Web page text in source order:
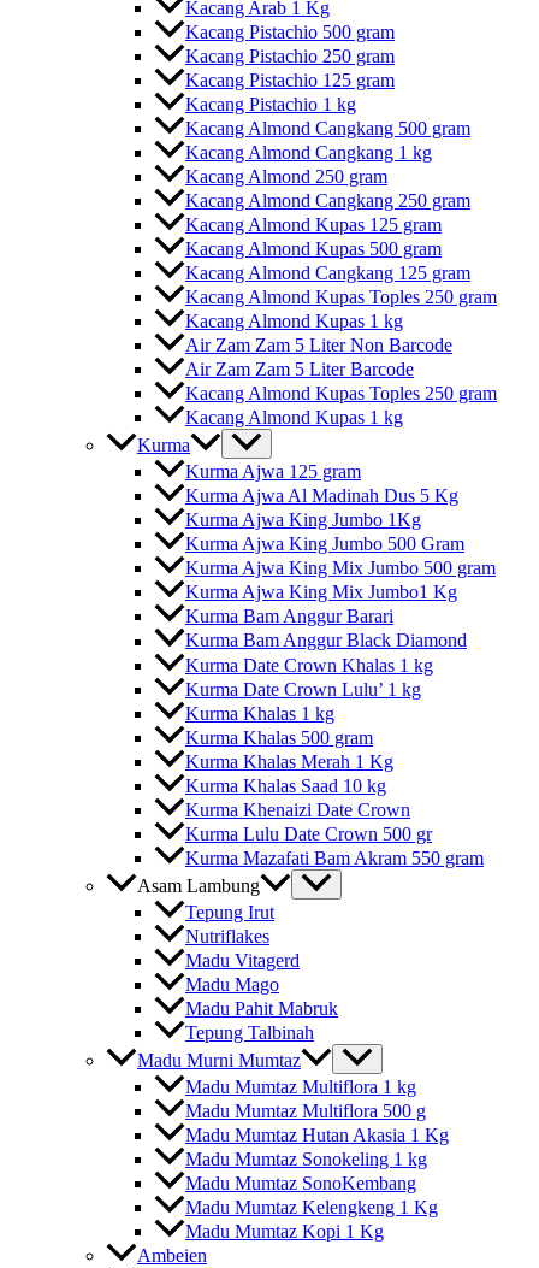
Kacang Arab 1 Kg
Kacang Pistachio 500 gram
Kacang Pistachio 250 gram
Kacang Pistachio 125 gram
Kacang Pistachio 1 kg
Kacang Almond Cangkang 500 gram
Kacang Almond Cangkang 1 kg
Kacang Almond 250 gram
Kacang Almond Cangkang 250 gram
Kacang Almond Kupas 125 gram
Kacang Almond Kupas 500 gram
Kacang Almond Cangkang 125 gram
Kacang Almond Kupas Toples 250 gram
Kacang Almond Kupas 1 kg
Air Zam Zam 5 Liter Non Barcode
Air Zam Zam 5 Liter Barcode
Kacang Almond Kupas Toples 250 gram
Kacang Almond Kupas 1 kg
Kurma
Kurma Ajwa 125 gram
Kurma Ajwa Al Madinah Dus 5 Kg
Kurma Ajwa King Jumbo 1Kg
Kurma Ajwa King Jumbo 500 Gram
Kurma Ajwa King Mix Jumbo 500 gram
Kurma Ajwa King Mix Jumbo1 Kg
Kurma Bam Anggur Barari
Kurma Bam Anggur Black Diamond
Kurma Date Crown Khalas 1 kg
Kurma Date Crown Lulu’ 1 kg
Kurma Khalas 1 kg
Kurma Khalas 500 gram
Kurma Khalas Merah 1 Kg
Kurma Khalas Saad 10 kg
Kurma Khenaizi Date Crown
Kurma Lulu Date Crown 500 gr
Kurma Mazafati Bam Akram 550 gram
Asam Lambung
Tepung Irut
Nutriflakes
Madu Vitagerd
Madu Mago
Madu Pahit Mabruk
Tepung Talbinah
Madu Murni Mumtaz
Madu Mumtaz Multiflora 1 kg
Madu Mumtaz Multiflora 500 g
Madu Mumtaz Hutan Akasia 1 Kg
Madu Mumtaz Sonokeling 1 kg
Madu Mumtaz SonoKembang
Madu Mumtaz Kelengkeng 1 Kg
Madu Mumtaz Kopi 1 Kg
Ambeien